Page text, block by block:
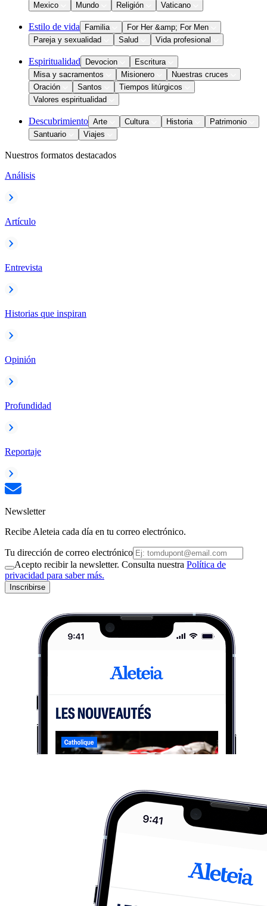
Mexico
Mundo Religión Vaticano
Estilo de vida Familia
For Her &amp; For Men
Pareja y sexualidad
Salud Vida profesional
Espiritualidad Devocion
Escritura
Misa y sacramentos
Misionero
Nuestras cruces
Oración
Santos
Tiempos litúrgicos
Valores espiritualidad
Descubrimiento Arte Cultura Historia
Patrimonio
Santuario
Viajes
Nuestros formatos destacados
Análisis
Artículo
Entrevista
Historias que inspiran
Opinión
Profundidad
Reportaje
Newsletter
Recibe Aleteia cada día en tu correo electrónico.
Tu dirección de correo electrónico
Acepto recibir la newsletter. Consulta nuestra Política de
privacidad para saber más.
Inscribirse